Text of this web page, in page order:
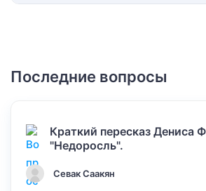
Последние вопросы
Краткий пересказ Дениса
"Недоросль".
Севак Саакян